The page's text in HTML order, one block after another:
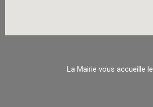
La Mairie vous accueille